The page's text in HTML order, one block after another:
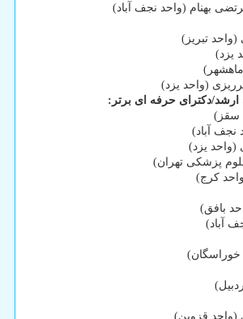
بهنام (واحد نجف آباد)
تبریز)
یزد)
(واحد یزد)
ارشد/دکترای حرفه ای برتر:
سقز)
نجف آباد)
(واحد یزد)
پزشکی تهران)
کرج)
بافق)
آباد)
(واحد قزوین)